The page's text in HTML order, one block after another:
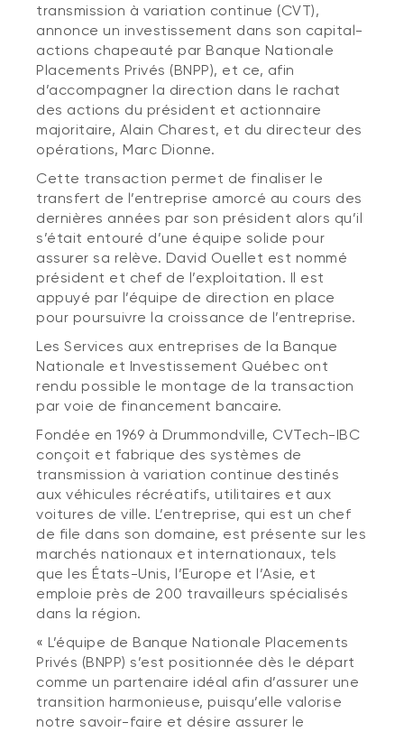
transmission à variation continue (CVT),
annonce un investissement dans son capital-
actions chapeauté par Banque Nationale
Placements Privés (BNPP), et ce, afin
d’accompagner la direction dans le rachat
des actions du président et actionnaire
majoritaire, Alain Charest, et du directeur des
opérations, Marc Dionne.
Cette transaction permet de finaliser le
transfert de l’entreprise amorcé au cours des
dernières années par son président alors qu’il
s’était entouré d’une équipe solide pour
assurer sa relève. David Ouellet est nommé
président et chef de l’exploitation. Il est
appuyé par l’équipe de direction en place
pour poursuivre la croissance de l’entreprise.
Les Services aux entreprises de la Banque
Nationale et Investissement Québec ont
rendu possible le montage de la transaction
par voie de financement bancaire.
Fondée en 1969 à Drummondville, CVTech-IBC
conçoit et fabrique des systèmes de
transmission à variation continue destinés
aux véhicules récréatifs, utilitaires et aux
voitures de ville. L’entreprise, qui est un chef
de file dans son domaine, est présente sur les
marchés nationaux et internationaux, tels
que les États-Unis, l’Europe et l’Asie, et
emploie près de 200 travailleurs spécialisés
dans la région.
« L’équipe de Banque Nationale Placements
Privés (BNPP) s’est positionnée dès le départ
comme un partenaire idéal afin d’assurer une
transition harmonieuse, puisqu’elle valorise
notre savoir-faire et désire assurer le